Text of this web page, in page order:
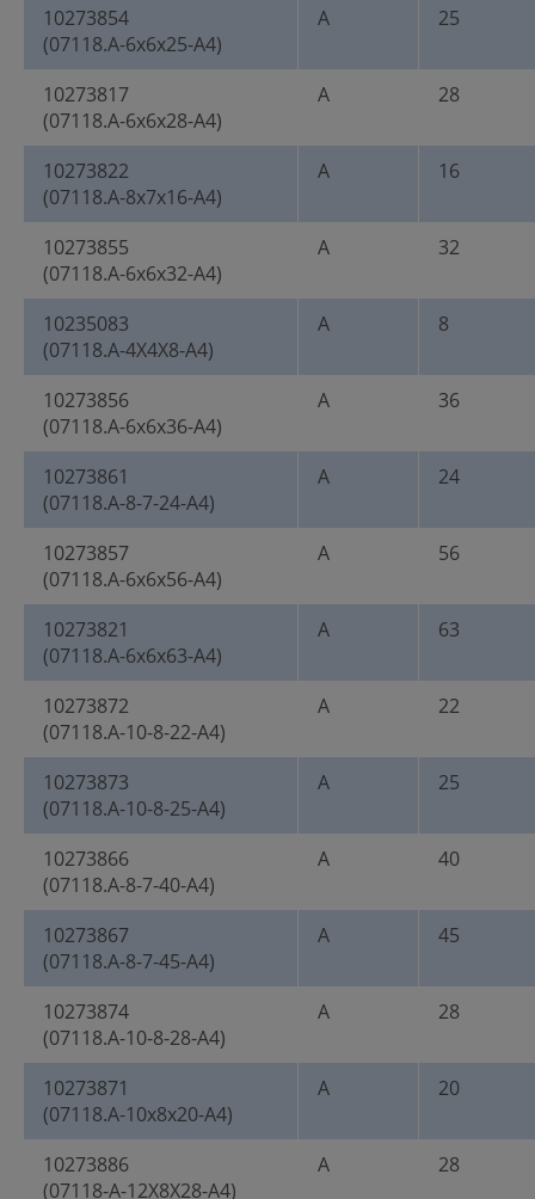
10273854
(07118.A-6x6x25-A4)
A 25
10273817
(07118.A-6x6x28-A4)
A 28
10273822
(07118.A-8x7x16-A4)
A 16
10273855
(07118.A-6x6x32-A4)
A 32
10235083
(07118.A-4X4X8-A4)
A 8
10273856
(07118.A-6x6x36-A4)
A 36
10273861
(07118.A-8-7-24-A4)
A 24
10273857
(07118.A-6x6x56-A4)
A 56
10273821
(07118.A-6x6x63-A4)
A 63
10273872
(07118.A-10-8-22-A4)
A 22
10273873
(07118.A-10-8-25-A4)
A 25
10273866
(07118.A-8-7-40-A4)
A 40
10273867
(07118.A-8-7-45-A4)
A 45
10273874
(07118.A-10-8-28-A4)
A 28
10273871
(07118.A-10x8x20-A4)
A 20
10273886
(07118-A-12X8X28-A4)
A 28